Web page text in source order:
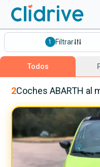
Comprar Coche
Todos Los Coches
Profesional
Particular
Financiación
1 Filtrar
Todos
2Coches ABARTH al